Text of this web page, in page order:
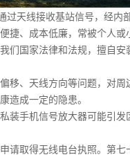
天线接收基站信号，经内
、成本低廉，常被个人或
家法律和法规，擅自安
天线方向等问题，对周
成一定的隐患。
机信号放大器可能引发
取得无线电台执照。第